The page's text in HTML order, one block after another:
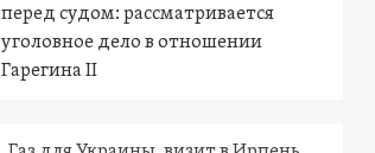
перед судом: рассматривается
уголовное дело в отношении
Гарегина II